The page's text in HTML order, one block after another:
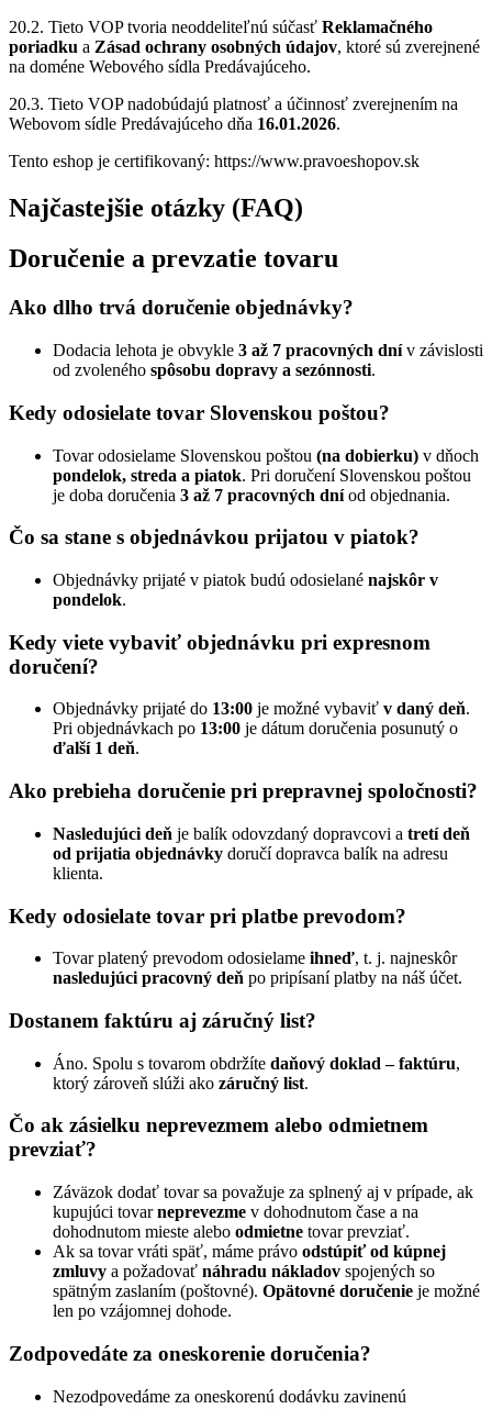
20.2. Tieto VOP tvoria neoddeliteľnú súčasť Reklamačného
poriadku a Zásad ochrany osobných údajov, ktoré sú zverejnené
na doméne Webového sídla Predávajúceho.
20.3. Tieto VOP nadobúdajú platnosť a účinnosť zverejnením na
Webovom sídle Predávajúceho dňa 16.01.2026.
Tento eshop je certifikovaný: https://www.pravoeshopov.sk
Najčastejšie otázky (FAQ)
Doručenie a prevzatie tovaru
Ako dlho trvá doručenie objednávky?
Dodacia lehota je obvykle 3 až 7 pracovných dnív závislosti
od zvoleného spôsobu dopravy a sezónnosti.
Kedy odosielate tovar Slovenskou poštou?
Tovar odosielame Slovenskou poštou (na dobierku) v dňoch
pondelok, streda a piatok. Pri doručení Slovenskou poštou
je doba doručenia 3 až 7 pracovných dníod objednania.
Čo sa stane s objednávkou prijatou v piatok?
Objednávky prijaté v piatok budú odosielané najskôr v
pondelok.
Kedy viete vybaviť objednávku pri expresnom
doručení?
Objednávky prijaté do 13:00 je možné vybaviť v daný deň.
Pri objednávkach po 13:00 je dátum doručenia posunutý o
ďalší 1 deň.
Ako prebieha doručenie pri prepravnej spoločnosti?
Nasledujúci deň je balík odovzdaný dopravcovi a tretí deň
od prijatia objednávky doručí dopravca balík na adresu
klienta.
Kedy odosielate tovar pri platbe prevodom?
Tovar platený prevodom odosielame ihneď, t. j. najneskôr
nasledujúci pracovný deň po pripísaní platby na náš účet.
Dostanem faktúru aj záručný list?
Áno. Spolu s tovarom obdržíte daňový doklad – faktúru,
ktorý zároveň slúži ako záručný list.
Čo ak zásielku neprevezmem alebo odmietnem
prevziať?
Záväzok dodať tovar sa považuje za splnený aj v prípade, ak
kupujúci tovarneprevezme v dohodnutom čase a na
dohodnutom mieste alebo odmietne tovar prevziať.
Ak sa tovar vráti späť, máme právo odstúpiť od kúpnej
zmluvy a požadovať náhradu nákladov spojených so
spätným zaslaním (poštovné). Opätovné doručenie je možné
len po vzájomnej dohode.
Zodpovedáte za oneskorenie doručenia?
Nezodpovedáme za oneskorenú dodávku zavinenú